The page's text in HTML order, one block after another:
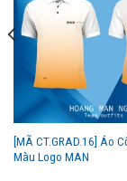
[MÃ CT.GRAD.16] Áo
Màu Logo MAN